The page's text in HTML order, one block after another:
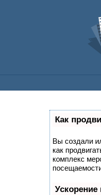
Как
Вы создали
как
комплекс